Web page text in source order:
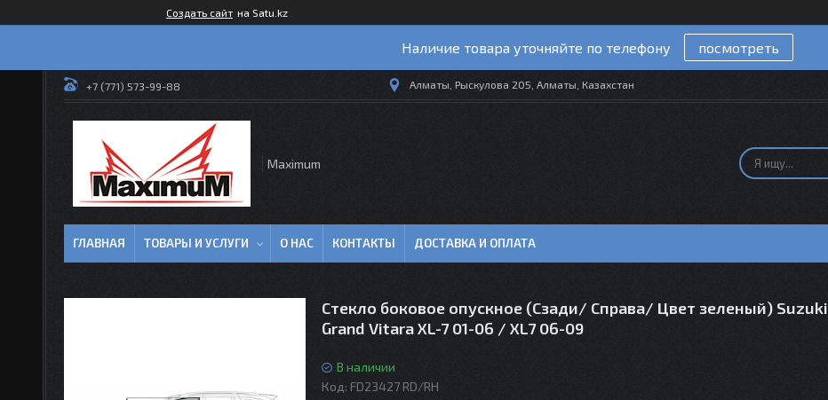
Создать сайт на Satu.kz
Наличие товара уточняйте по телефону посмотреть
+7 (771) 573-99-88 Алматы, Рыскулова 205, Алматы, Казахстан
Maximum
ГЛАВНАЯ ТОВАРЫ И УСЛУГИ О НАС КОНТАКТЫ ДОСТАВКА И ОПЛАТА
Стекло боковое опускное (Сзади/ Справа/ Цвет зеленый) Suzuki
Grand Vitara XL-7 01-06 / XL7 06-09
В наличии
Код: FD23427 RD/RH